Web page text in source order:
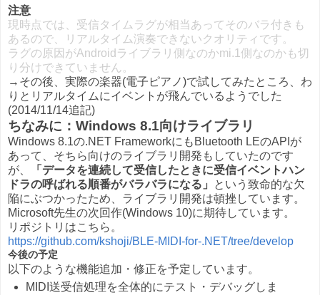
注意
現時点では、受信タイムラグが相当あってそのバラ付きも
あるので、リアルタイム演奏できないクオリティです。
ラグの原因がAndroidライブラリ側なのかmi.1側なのかも切
り分けできていません。
→その後、実際の楽器(電子ピアノ)で試してみたところ、わ
りとリアルタイムにイベントが飛んでいるようでした
(2014/11/14追記)
ちなみに：Windows 8.1向けライブラリ
Windows 8.1の.NET FrameworkにもBluetooth LEのAPIが
あって、そちら向けのライブラリ開発もしていたのです
が、
「データを連続して受信したときに受信イベントハン
ドラの呼ばれる順番がバラバラになる」
という致命的な欠
陥にぶつかったため、ライブラリ開発は頓挫しています。
Microsoft先生の次回作(Windows 10)に期待しています。
リポジトリはこちら。
https://github.com/kshoji/BLE-MIDI-for-.NET/tree/develop
今後の予定
以下のような機能追加・修正を予定しています。
MIDI送受信処理を全体的にテスト・デバッグしま